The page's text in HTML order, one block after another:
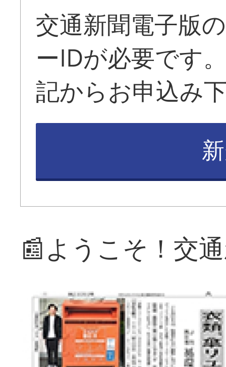
交通新聞電子版
ーIDが必要です
記からお申込み
📰ようこそ！交